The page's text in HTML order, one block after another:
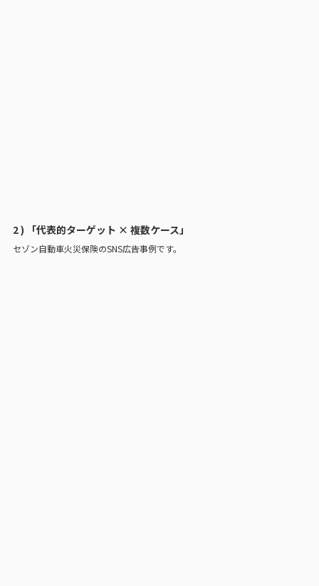
2 ) 「代表的ターゲット × 複数ケース」
セゾン自動車火災保険のSNS広告事例です。